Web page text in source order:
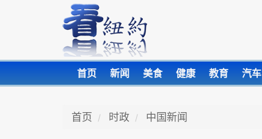
首页 新闻 美食 健康 教育 汽车
首页 时政 中国新闻